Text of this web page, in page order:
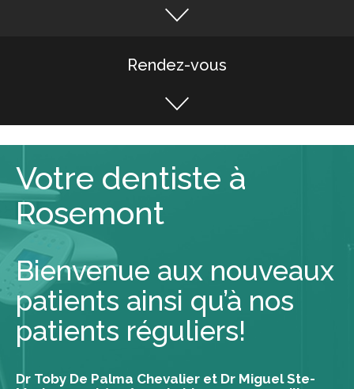
Rendez-vous
Votre dentiste à
Rosemont
Bienvenue aux nouveaux
patients ainsi qu’à nos
patients réguliers!
Dr Toby De Palma Chevalier et Dr Miguel Ste-